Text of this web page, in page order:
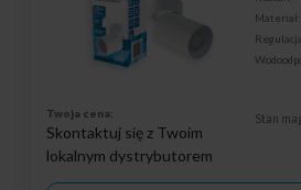
Materiał:
Regulacja:
Twoja cena:
Skontaktuj się z Twoim
lokalnym dystrybutorem
Stan